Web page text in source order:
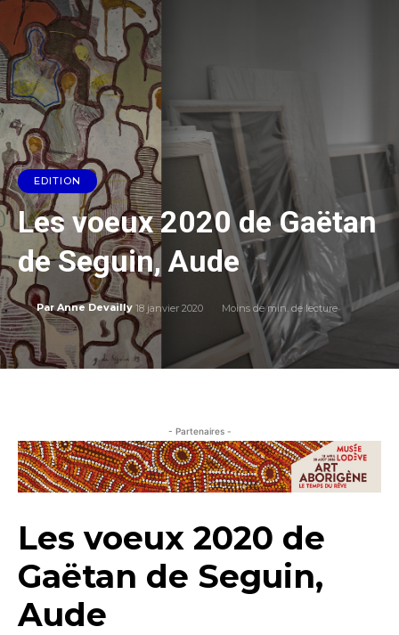
EDITION
Les voeux 2020 de Gaëtan
de Seguin, Aude
Par Anne Devailly 18 janvier 2020 Moins demin. de lecture
- Partenaires -
Les voeux 2020 de
Gaëtan de Seguin,
Aude